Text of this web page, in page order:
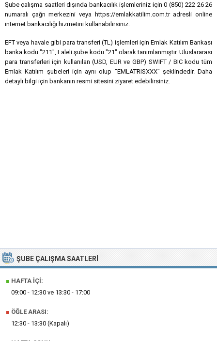
Şube çalışma saatleri dışında bankacılık işlemleriniz için 0 (850) 222 26 26
numaralı çağrı merkezini veya https://emlakkatilim.com.tr adresli online
internet bankacılığı hizmetini kullanabilirsiniz.
EFT veya havale gibi para transferi (TL) işlemleri için Emlak Katılım Bankası
banka kodu "211", Laleli şube kodu "21" olarak tanımlanmıştır. Uluslararası
para transferleri için kullanılan (USD, EUR ve GBP) SWIFT / BIC kodu tüm
Emlak Katılım şubeleri için aynı olup "EMLATRISXXX" şeklindedir. Daha
detaylı bilgi için bankanın resmi sitesini ziyaret edebilirsiniz.
ŞUBE ÇALIŞMA SAATLERI
■ HAFTA İÇI:
09:00 - 12:30 ve 13:30 - 17:00
■ ÖĞLE ARASI:
12:30 - 13:30 (Kapalı)